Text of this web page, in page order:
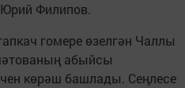
Юрий Филипов.
гомере өзелгән Чаллы
абыйсы
көрәш башлады. Сеңлесе